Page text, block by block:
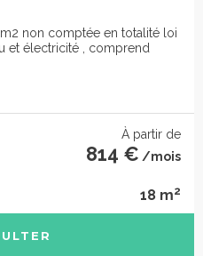
non comptée en totalité loi
et électricité , comprend
À partir de
814 € /mois
18 m2